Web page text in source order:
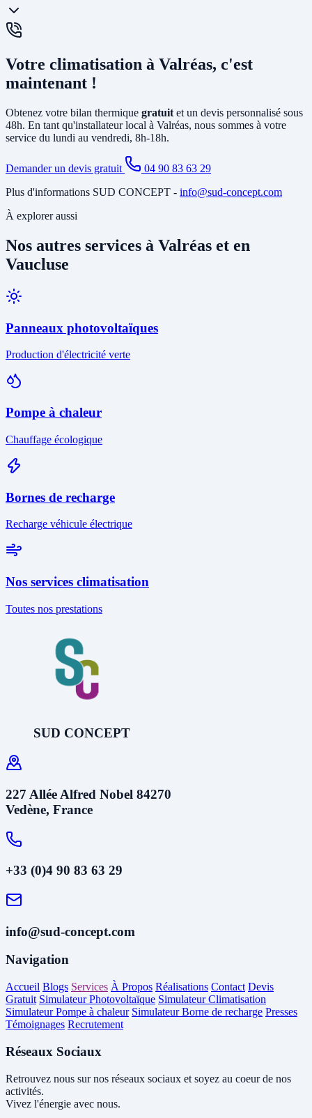
circuit de chauffage (radiateurs ou plancher chauffant) et peut aussi
produire votre eau chaude sanitaire. Elle remplace avantageusement
une chaudière gaz ou fioul et est éligible à MaPrimeRénov'.
Oui, un
proposons descontrats de maintenanceà Valréas incluant le
nettoyage des filtres, la vérification du circuit frigorifique, le contrôle
des performances et la recharge éventuelle du fluide.
Votre climatisation à Valréas, c'est
maintenant !
Obtenez votre bilan thermique gratuit et un devis personnalisé sous
48h. En tant qu'installateur local à Valréas, nous sommes à votre
service du lundi au vendredi, 8h-18h.
Demander un devis gratuit
04 90 83 63 29
Plus d'informations SUD CONCEPT - info@sud-concept.com
À explorer aussi
Nos autres services à Valréas et en
Vaucluse
Panneaux photovoltaïques
Production d'électricité verte
Pompe à chaleur
Chauffage écologique
Bornes de recharge
Recharge véhicule électrique
Nos services climatisation
Toutes nos prestations
SUD CONCEPT
227 Allée Alfred Nobel 84270
Vedène, France
+33 (0)4 90 83 63 29
info@sud-concept.com
Navigation
Accueil Blogs Services À Propos Réalisations Contact Devis
Gratuit Simulateur Photovoltaïque Simulateur Climatisation
Simulateur Pompe à chaleur Simulateur Borne de recharge Presses
Témoignages Recrutement
Réseaux Sociaux
Retrouvez nous sur nos réseaux sociaux et soyez au coeur de nos
activités.
Vivez l'énergie avec nous.